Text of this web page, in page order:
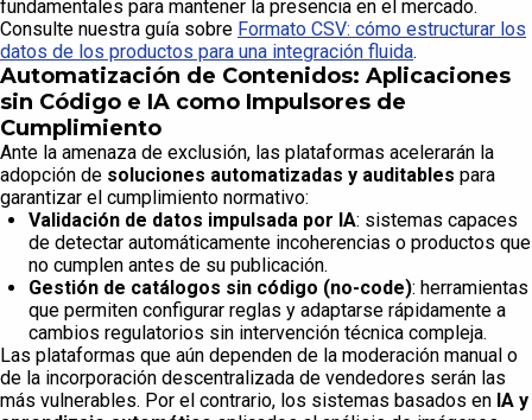
fundamentales para mantener la presencia en el mercado.
Consulte nuestra guía sobre Formato CSV: cómo estructurar los
datos de los productos para una integración fluida.
Automatización de Contenidos: Aplicaciones
sin Código e IA como Impulsores de
Cumplimiento
Ante la amenaza de exclusión, las plataformas acelerarán la
adopción de soluciones automatizadas y auditables para
garantizar el cumplimiento normativo:
Validación de datos impulsada por IA: sistemas capaces
de detectar automáticamente incoherencias o productos que
no cumplen antes de su publicación.
Gestión de catálogos sin código (no-code): herramientas
que permiten configurar reglas y adaptarse rápidamente a
cambios regulatorios sin intervención técnica compleja.
Las plataformas que aún dependen de la moderación manual o
de la incorporación descentralizada de vendedores serán las
más vulnerables. Por el contrario, los sistemas basados en IA y